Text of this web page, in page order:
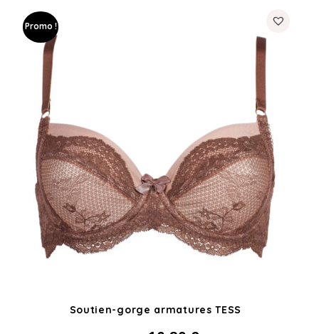
Promo !
Soutien-gorge armatures TESS